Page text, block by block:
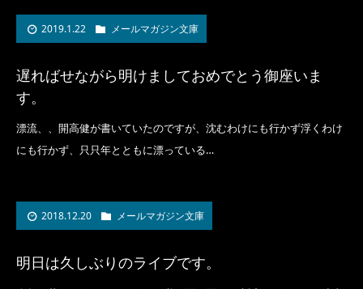
2019.1.22 メールマガジン文庫
遅ればせながら明けましておめでとう御座いま
す。
漂流、、開高健が書いていたのですが、沈むわけにも行かず浮くわけ
にも行かず、只只年とともに漂っている…
2018.12.20 メールマガジン文庫
明日は久しぶりのライブです。